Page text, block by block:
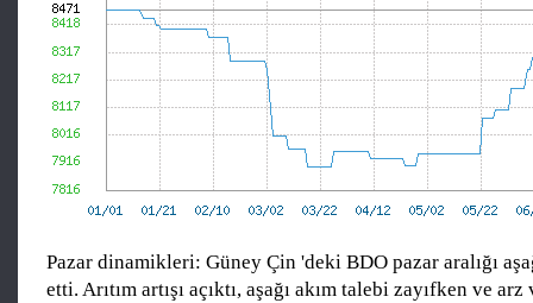
Pazar dinamikleri: Güney Çin 'deki BDO pazar aralığı
etti. Arıtım artışı açıktı, aşağı akım talebi zayıfken ve